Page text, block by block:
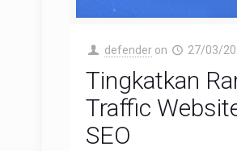
defender on 27/03/
Tingkatkan
Traffic
SEO